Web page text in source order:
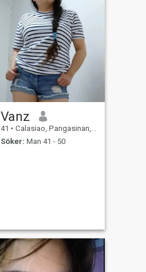
Vanz
41 • Calasiao, Pangasinan, Filippinerna
Söker: Man 41 - 50